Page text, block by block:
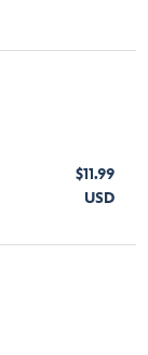
$11.99
USD